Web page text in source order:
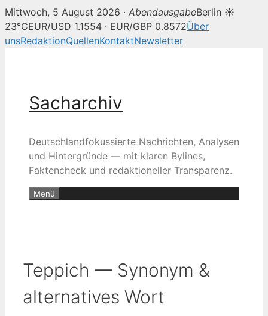
Mittwoch, 5 August 2026 · AbendausgabeBerlin ☀
23°CEUR/USD 1.1554 · EUR/GBP 0.8572Über
unsRedaktionQuellenKontaktNewsletter
Sacharchiv
Deutschlandfokussierte Nachrichten, Analysen
und Hintergründe — mit klaren Bylines,
Faktencheck und redaktioneller Transparenz.
Menü
Teppich — Synonym &
alternatives Wort